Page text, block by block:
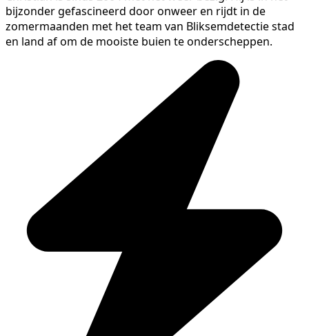
bijzonder gefascineerd door onweer en rijdt in de
zomermaanden met het team van Bliksemdetectie stad
en land af om de mooiste buien te onderscheppen.